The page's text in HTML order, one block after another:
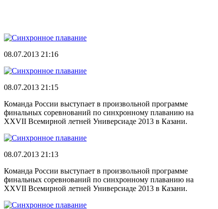
08.07.2013 21:16
08.07.2013 21:15
Команда России выступает в произвольной программе
финальных соревнований по синхронному плаванию на
XXVII Всемирной летней Универсиаде 2013 в Казани.
08.07.2013 21:13
Команда России выступает в произвольной программе
финальных соревнований по синхронному плаванию на
XXVII Всемирной летней Универсиаде 2013 в Казани.